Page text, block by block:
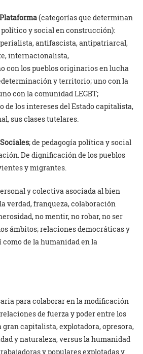
(categorías que determinan
y social en construcción):
antifascista, antipatriarcal,
internacionalista,
con los pueblos originarios en lucha
y territorio; uno con la
con la comunidad LEGBT;
de los intereses del Estado capitalista,
sus clases tutelares.
; de pedagogía política y social
De dignificación de los pueblos
y migrantes.
y colectiva asociada al bien
verdad, franqueza, colaboración
no mentir, no robar, no ser
ámbitos; relaciones democráticas y
como de la humanidad en la
para colaborar en la modificación
de fuerza y poder entre los
capitalista, explotadora, opresora,
y naturaleza, versus la humanidad
y populares explotadas y